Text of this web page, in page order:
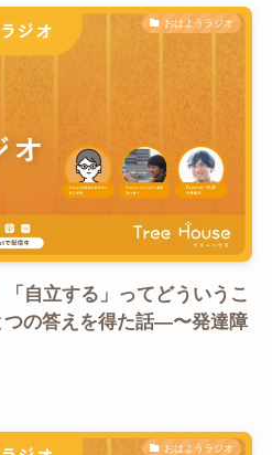
おはようラジオ
「自立する」ってどういうこ
の答えを得た話―〜発達障
おはようラジオ